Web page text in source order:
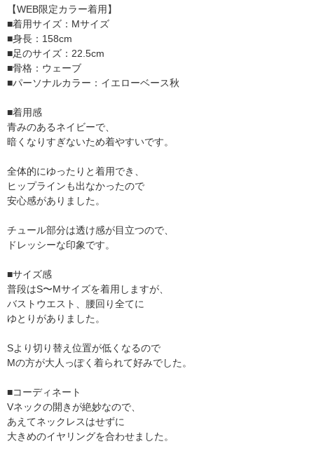
【WEB限定カラー着用】
■着用サイズ：Mサイズ
■身長：158cm
■足のサイズ：22.5cm
■骨格：ウェーブ
■パーソナルカラー：イエローベース秋
■着用感
青みのあるネイビーで、
暗くなりすぎないため着やすいです。
全体的にゆったりと着用でき、
ヒップラインも出なかったので
安心感がありました。
チュール部分は透け感が目立つので、
ドレッシーな印象です。
■サイズ感
普段はS〜Mサイズを着用しますが、
バストウエスト、腰回り全てに
ゆとりがありました。
Sより切り替え位置が低くなるので
Mの方が大人っぽく着られて好みでした。
■コーディネート
Vネックの開きが絶妙なので、
あえてネックレスはせずに
大きめのイヤリングを合わせました。